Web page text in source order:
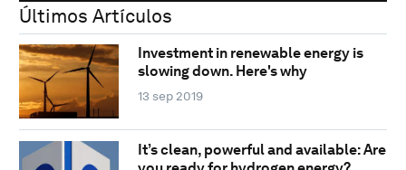
Últimos Artículos
Investment in renewable energy is
slowing down. Here's why
13 sep 2019
It’s clean, powerful and available: Are